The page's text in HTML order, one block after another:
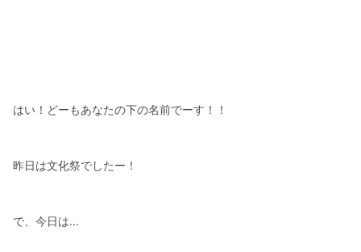
はい！どーもあなたの下の名前でーす！！
昨日は文化祭でしたー！
で、今日は...